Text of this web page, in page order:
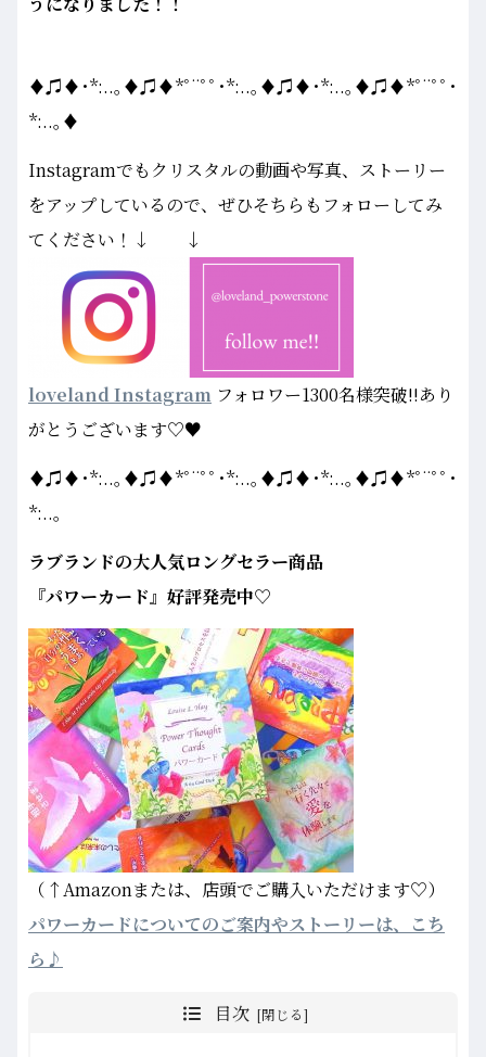
♦♫♦･*:..｡♦♫♦*ﾟ¨ﾟﾟ･*:..｡♦♫♦･*:..｡♦♫♦*ﾟ¨ﾟﾟ･
*:..｡♦
Instagramでもクリスタルの動画や写真、ストーリー
をアップしているので、ぜひそちらもフォローしてみ
てください！↓ ↓
loveland Instagram フォロワー1300名様突破!!あり
がとうございます♡♥
♦♫♦･*:..｡♦♫♦*ﾟ¨ﾟﾟ･*:..｡♦♫♦･*:..｡♦♫♦*ﾟ¨ﾟﾟ･
*:..｡
ラブランドの大人気ロングセラー商品
『パワーカード』好評発売中♡
（↑Amazonまたは、店頭でご購入いただけます♡）
パワーカードについてのご案内やストーリーは、こち
ら♪
目次